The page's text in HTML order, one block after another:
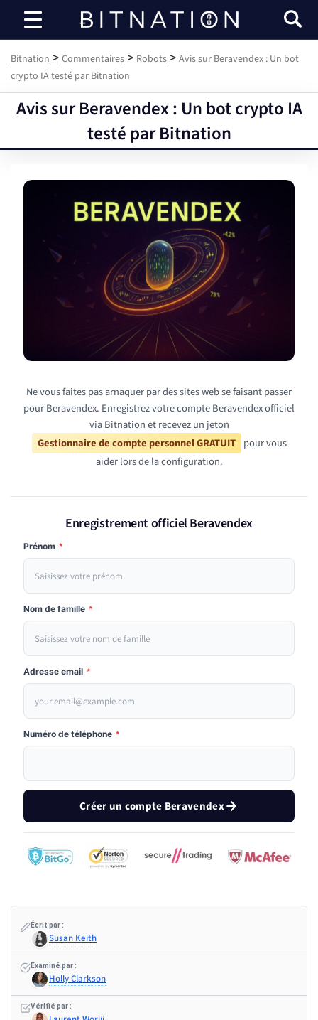
Bitnation
Bitnation > Commentaires > Robots > Avis sur Beravendex : Un bot
crypto IA testé par Bitnation
Avis sur Beravendex : Un bot crypto IA
testé par Bitnation
Ne vous faites pas arnaquer par des sites web se faisant passer
pour Beravendex. Enregistrez votre compte Beravendex officiel
via Bitnation et recevez un jeton
Gestionnaire de compte personnel GRATUIT pour vous
aider lors de la configuration.
Enregistrement officiel Beravendex
Prénom *
Nom de famille *
Adresse email *
Numéro de téléphone *
Créer un compte Beravendex
Écrit par :
Susan Keith
Examiné par :
Holly Clarkson
Vérifié par :